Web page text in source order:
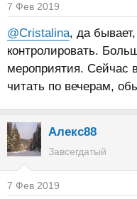
7 Фев 2019
@Cristalina, да
контролировать.
мероприятия. Сейчас
читать по вечерам,
Алекс88
Завсегдатый
7 Фев 2019